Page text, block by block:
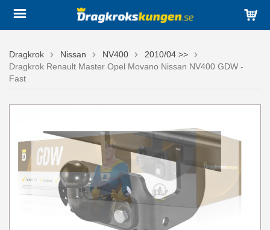
Dragkrok Nissan NV400
2010/04 >>
Dragkrok Renault Master Opel Movano Nissan NV400 GDW -
Fast